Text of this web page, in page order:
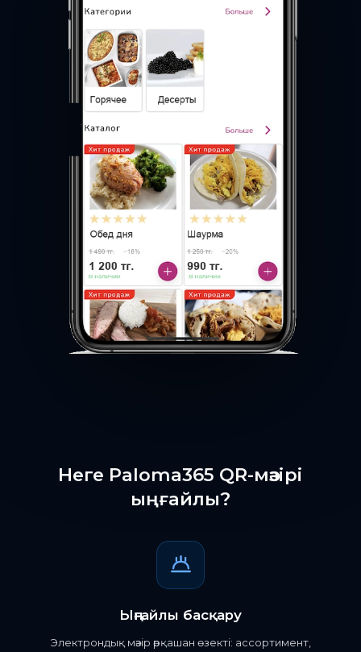
Неге Paloma365 QR-мәзірі
ыңғайлы?
Ыңғайлы басқару
Электрондық мәзір әрқашан өзекті: ассортимент,